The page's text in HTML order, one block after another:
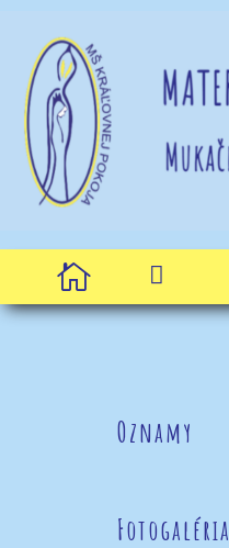
 
Oznamy
Fotogaléria